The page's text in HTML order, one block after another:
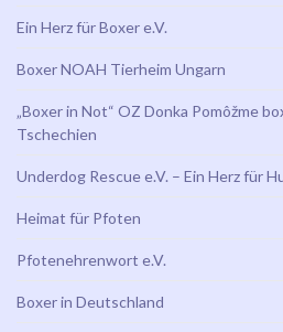
Ein Herz für Boxer e.V.
Boxer NOAH Tierheim Ungarn
„Boxer in Not“ OZ Donka Pomôžme
Tschechien
Underdog Rescue e.V. – Ein Herz für
Heimat für Pfoten
Pfotenehrenwort e.V.
Boxer in Deutschland